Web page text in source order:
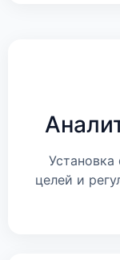
Установка
целей и